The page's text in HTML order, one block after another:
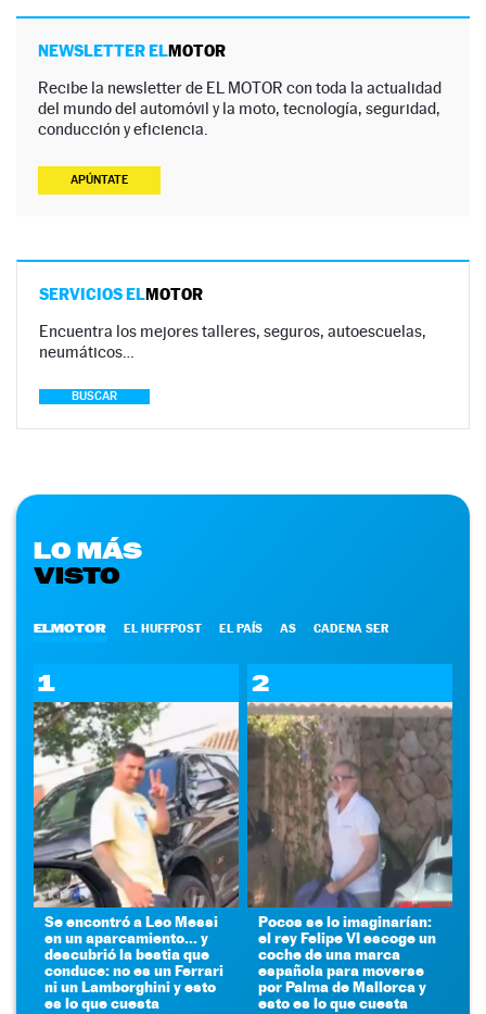
NEWSLETTER ELMOTOR
Recibe la newsletter de EL MOTOR con toda la actualidad
del mundo del automóvil y la moto, tecnología, seguridad,
conducción y eficiencia.
APÚNTATE
SERVICIOS ELMOTOR
Encuentra los mejores talleres, seguros, autoescuelas,
neumáticos…
BUSCAR
LO MÁS
VISTO
ELMOTOR EL HUFFPOST EL PAÍS AS CADENA SER
1
Se encontró a Leo Messi
en un aparcamiento... y
descubrió la bestia que
conduce: no es un Ferrari
ni un Lamborghini y esto
es lo que cuesta
2
Pocos se lo imaginarían:
el rey Felipe VI escoge un
coche de una marca
española para moverse
por Palma de Mallorca y
esto es lo que cuesta